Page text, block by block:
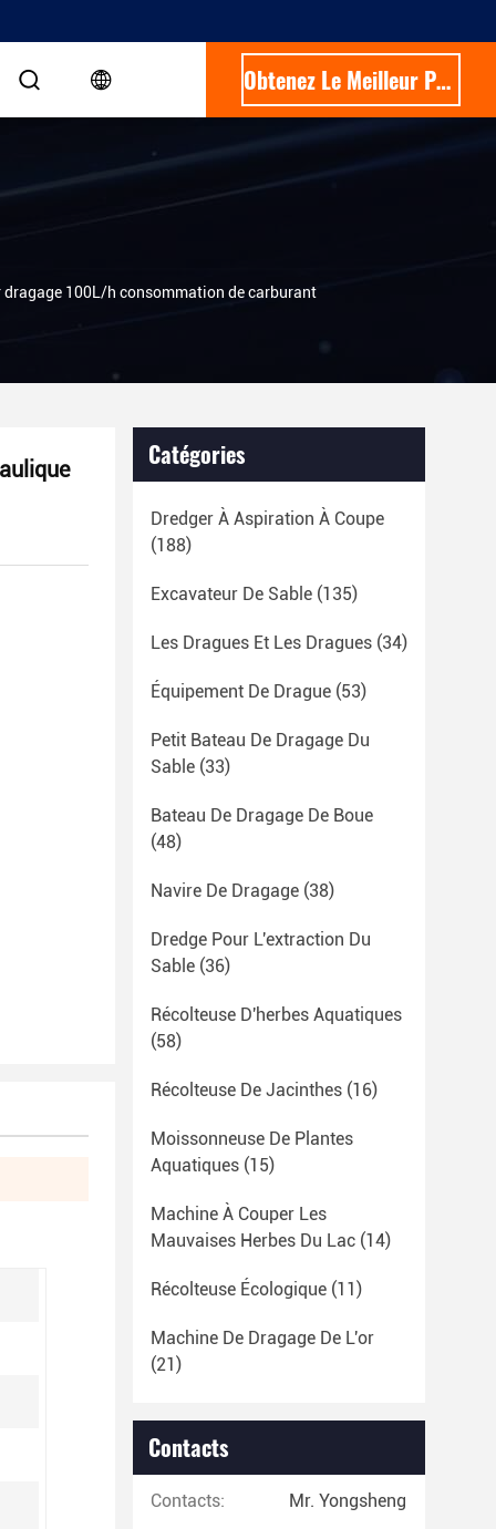
Obtenez Le Meilleur Prix
dragage 100L/h consommation de carburant
Catégories
Dredger À Aspiration À Coupe
(188)
Excavateur De Sable (135)
Les Dragues Et Les Dragues (34)
Équipement De Drague (53)
Petit Bateau De Dragage Du
Sable (33)
Bateau De Dragage De Boue
(48)
Navire De Dragage (38)
Dredge Pour L'extraction Du
Sable (36)
Récolteuse D'herbes Aquatiques
(58)
Récolteuse De Jacinthes (16)
Moissonneuse De Plantes
Aquatiques (15)
Machine À Couper Les
Mauvaises Herbes Du Lac (14)
Récolteuse Écologique (11)
Machine De Dragage De L'or
(21)
Contacts
Contacts: Mr. Yongsheng